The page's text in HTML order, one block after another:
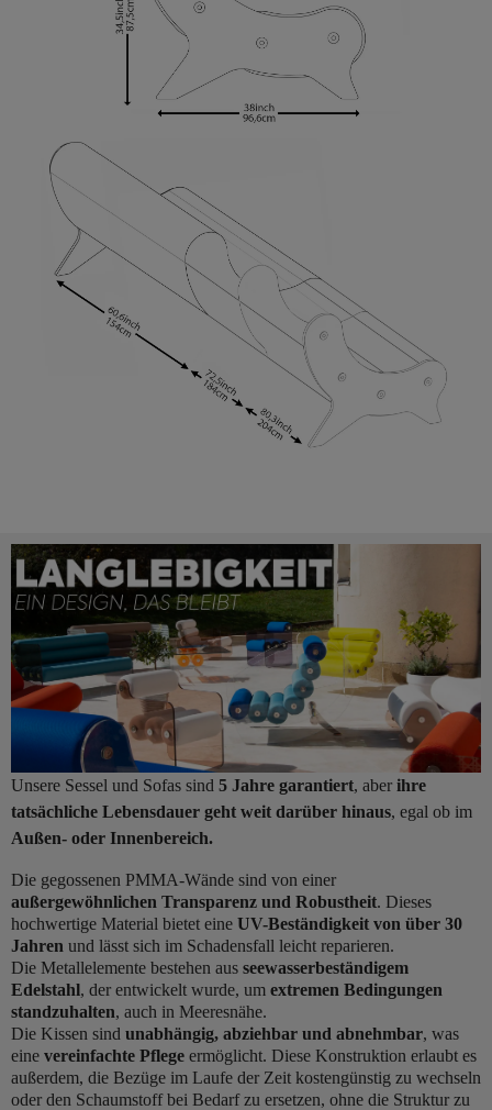
Unsere Sessel und Sofas sind 5 Jahre garantiert, aber ihre
tatsächliche Lebensdauer geht weit darüber hinaus, egal ob im
Außen- oder Innenbereich.
Die gegossenen PMMA-Wände sind von einer
außergewöhnlichen Transparenz und Robustheit. Dieses
hochwertige Material bietet eine UV-Beständigkeit von über 30
Jahren und lässt sich im Schadensfall leicht reparieren.
Die Metallelemente bestehen aus seewasserbeständigem
Edelstahl, der entwickelt wurde, um extremen Bedingungen
standzuhalten, auch in Meeresnähe.
Die Kissen sind unabhängig, abziehbar und abnehmbar, was
eine vereinfachte Pflege ermöglicht. Diese Konstruktion erlaubt es
außerdem, die Bezüge im Laufe der Zeit kostengünstig zu wechseln
oder den Schaumstoff bei Bedarf zu ersetzen, ohne die Struktur zu